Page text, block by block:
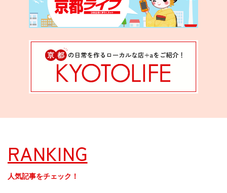
RANKING
人気記事をチェック！